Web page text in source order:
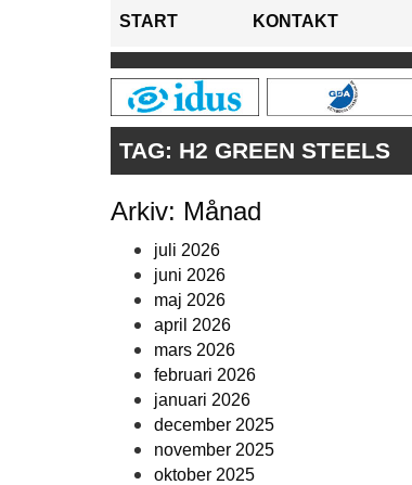
START KONTAKT
TAG: H2 GREEN STEELS
Arkiv: Månad
juli 2026
juni 2026
maj 2026
april 2026
mars 2026
februari 2026
januari 2026
december 2025
november 2025
oktober 2025